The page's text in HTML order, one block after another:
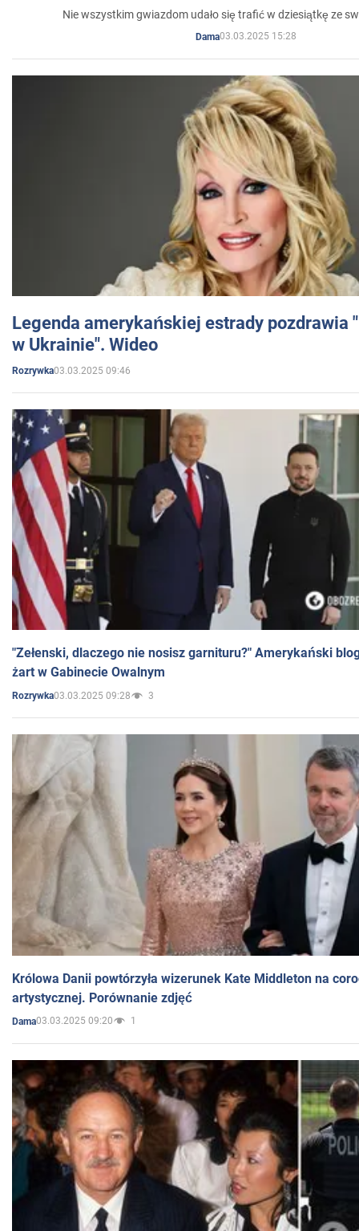
Nie wszystkim gwiazdom udało się trafić w dziesiątkę ze
Dama03.03.2025 15:28
Legenda amerykańskiej estrady pozdrawia
w Ukrainie". Wideo
Rozrywka03.03.2025 09:46
"Zełenski, dlaczego nie nosisz garnituru?" Amerykański
żart w Gabinecie Owalnym
Rozrywka03.03.2025 09:28 3
Królowa Danii powtórzyła wizerunek Kate Middleton na
artystycznej. Porównanie zdjęć
Dama03.03.2025 09:20 1